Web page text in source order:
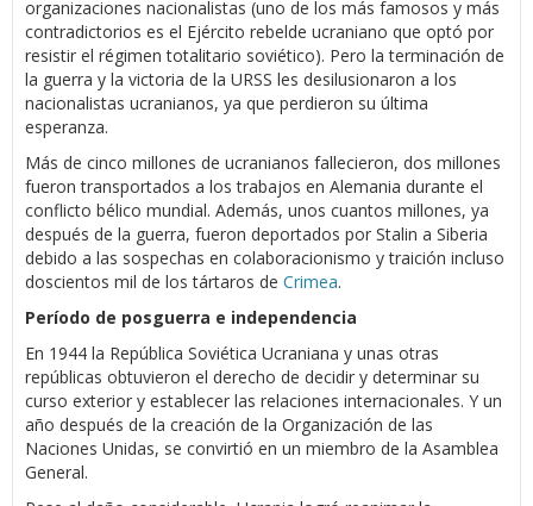
organizaciones nacionalistas (uno de los más famosos y más
contradictorios es el Ejército rebelde ucraniano que optó por
resistir el régimen totalitario soviético). Pero la terminación de
la guerra y la victoria de la URSS les desilusionaron a los
nacionalistas ucranianos, ya que perdieron su última
esperanza.
Más de cinco millones de ucranianos fallecieron, dos millones
fueron transportados a los trabajos en Alemania durante el
conflicto bélico mundial. Además, unos cuantos millones, ya
después de la guerra, fueron deportados por Stalin a Siberia
debido a las sospechas en colaboracionismo y traición incluso
doscientos mil de los tártaros de Crimea.
Período de posguerra e independencia
En 1944 la República Soviética Ucraniana y unas otras
repúblicas obtuvieron el derecho de decidir y determinar su
curso exterior y establecer las relaciones internacionales. Y un
año después de la creación de la Organización de las
Naciones Unidas, se convirtió en un miembro de la Asamblea
General.